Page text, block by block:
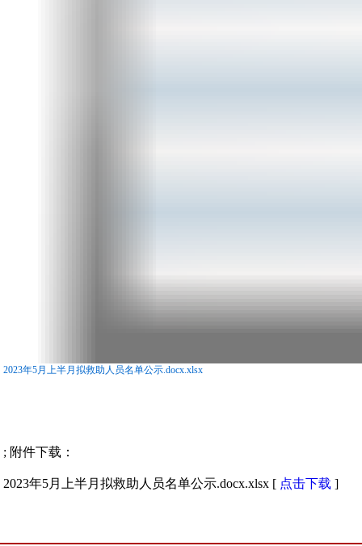
2023年5月上半月拟救助人员名单公示.docx.xlsx
; 附件下载：
2023年5月上半月拟救助人员名单公示.docx.xlsx [ 点击下载 ]